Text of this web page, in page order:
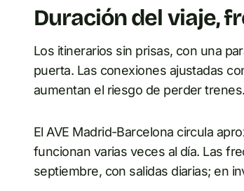
Duración del viaje,
Los itinerarios sin prisas, con una
puerta. Las conexiones ajustadas
aumentan el riesgo de perder trenes.
El AVE Madrid-Barcelona circula
funcionan varias veces al día. Las
septiembre, con salidas diarias; en